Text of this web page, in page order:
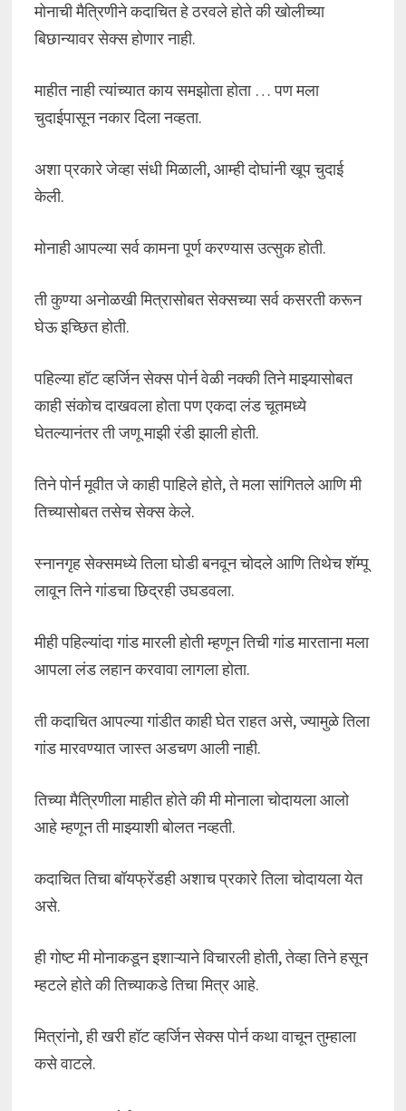
मोनाची मैत्रिणीने कदाचित हे ठरवले होते की खोलीच्या
बिछान्यावर सेक्स होणार नाही.
माहीत नाही त्यांच्यात काय समझोता होता … पण मला
चुदाईपासून नकार दिला नव्हता.
अशा प्रकारे जेव्हा संधी मिळाली, आम्ही दोघांनी खूप चुदाई
केली.
मोनाही आपल्या सर्व कामना पूर्ण करण्यास उत्सुक होती.
ती कुण्या अनोळखी मित्रासोबत सेक्सच्या सर्व कसरती करून
घेऊ इच्छित होती.
पहिल्या हॉट व्हर्जिन सेक्स पोर्न वेळी नक्की तिने माझ्यासोबत
काही संकोच दाखवला होता पण एकदा लंड चूतमध्ये
घेतल्यानंतर ती जणू माझी रंडी झाली होती.
तिने पोर्न मूवीत जे काही पाहिले होते, ते मला सांगितले आणि मी
तिच्यासोबत तसेच सेक्स केले.
स्नानगृह सेक्समध्ये तिला घोडी बनवून चोदले आणि तिथेच शॅम्पू
लावून तिने गांडचा छिद्रही उघडवला.
मीही पहिल्यांदा गांड मारली होती म्हणून तिची गांड मारताना मला
आपला लंड लहान करवावा लागला होता.
ती कदाचित आपल्या गांडीत काही घेत राहत असे, ज्यामुळे तिला
गांड मारवण्यात जास्त अडचण आली नाही.
तिच्या मैत्रिणीला माहीत होते की मी मोनाला चोदायला आलो
आहे म्हणून ती माझ्याशी बोलत नव्हती.
कदाचित तिचा बॉयफ्रेंडही अशाच प्रकारे तिला चोदायला येत
असे.
ही गोष्ट मी मोनाकडून इशाऱ्याने विचारली होती, तेव्हा तिने हसून
म्हटले होते की तिच्याकडे तिचा मित्र आहे.
मित्रांनो, ही खरी हॉट व्हर्जिन सेक्स पोर्न कथा वाचून तुम्हाला
कसे वाटले.